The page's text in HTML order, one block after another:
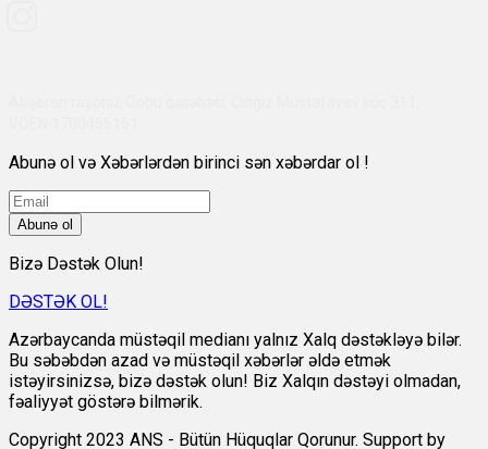
Abunə ol və Xəbərlərdən birinci sən xəbərdar ol !
Abunə ol
Bizə Dəstək Olun!
DƏSTƏK OL!
Azərbaycanda müstəqil medianı yalnız Xalq dəstəkləyə bilər.
Bu səbəbdən azad və müstəqil xəbərlər əldə etmək
istəyirsinizsə, bizə dəstək olun! Biz Xalqın dəstəyi olmadan,
fəaliyyət göstərə bilmərik.
Copyright 2023 ANS - Bütün Hüquqlar Qorunur. Support by